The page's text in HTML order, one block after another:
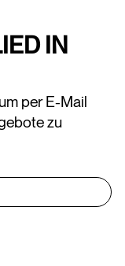
IN
per E-Mail
zu